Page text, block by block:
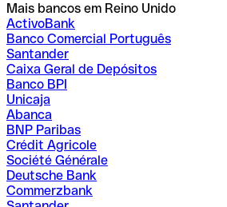
Mais bancos em Reino Unido
ActivoBank
Banco Comercial Português
Santander
Caixa Geral de Depósitos
Banco BPI
Unicaja
Abanca
BNP Paribas
Crédit Agricole
Société Générale
Deutsche Bank
Commerzbank